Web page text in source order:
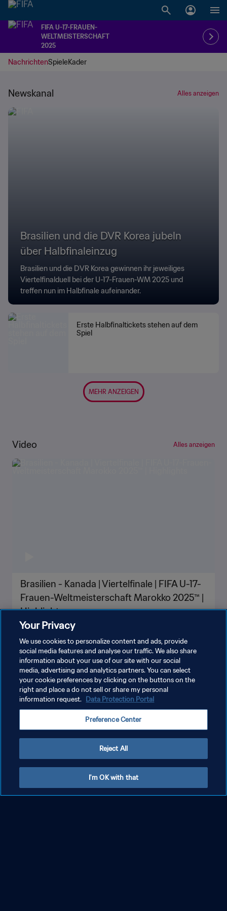
FIFA U-17-FRAUEN-
WELTMEISTERSCHAFT
2025
NachrichtenSpieleKader
Newskanal Alles anzeigen
Brasilien und die DVR Korea jubeln
über Halbfinaleinzug
Brasilien und die DVR Korea gewinnen ihr jeweiliges
Viertelfinalduell bei der U-17-Frauen-WM 2025 und
treffen nun im Halbfinale aufeinander.
Erste Halbfinaltickets stehen auf dem
Spiel
MEHR ANZEIGEN
Video Alles anzeigen
Brasilien - Kanada | Viertelfinale | FIFA U-17-
Frauen-Weltmeisterschaft Marokko 2025™ |
Highlights
Die schönsten Tore der Gruppenphase der
U-17-Frauen-WM 2025
Your Privacy
We use cookies to personalize content and ads, provide
social media features and analyse our traffic. We also share
information about your use of our site with our social
media, advertising and analytics partners. You can select
your cookie preferences by clicking on the buttons on the
right and place a do not sell or share my personal
information request. Data Protection Portal
Preference Center
Reject All
I'm OK with that